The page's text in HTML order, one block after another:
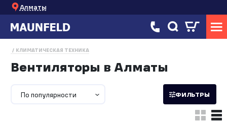
Алматы
КЛИМАТИЧЕСКАЯ ТЕХНИКА
Вентиляторы в Алматы
По популярности ФИЛЬТРЫ